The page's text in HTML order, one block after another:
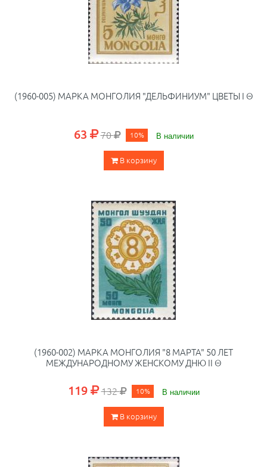
(1960-005) МАРКА МОНГОЛИЯ "ДЕЛЬФИНИУМ" ЦВЕТЫ I Θ
63 70 10% В наличии
В корзину
(1960-002) МАРКА МОНГОЛИЯ "8 МАРТА" 50 ЛЕТ
МЕЖДУНАРОДНОМУ ЖЕНСКОМУ ДНЮ II Θ
119 132 10% В наличии
В корзину